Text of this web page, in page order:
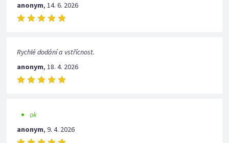
anonym,14. 6. 2026
Rychlé dodání a vstřícnost.
anonym,18. 4. 2026
ok
anonym,9. 4. 2026